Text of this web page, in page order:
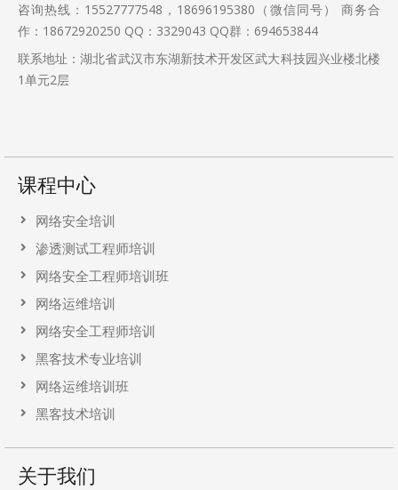
咨询热线：15527777548，18696195380（微信同号） 商务合
作：18672920250 QQ：3329043 QQ群：694653844
联系地址：湖北省武汉市东湖新技术开发区武大科技园兴业楼北楼
1单元2层
课程中心
网络安全培训
渗透测试工程师培训
网络安全工程师培训班
网络运维培训
网络安全工程师培训
黑客技术专业培训
网络运维培训班
黑客技术培训
关于我们